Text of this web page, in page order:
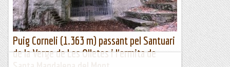
Puig Corneli (1.363 m) passant pel Santuari
de la Verge de Les Olletes i l'ermita de